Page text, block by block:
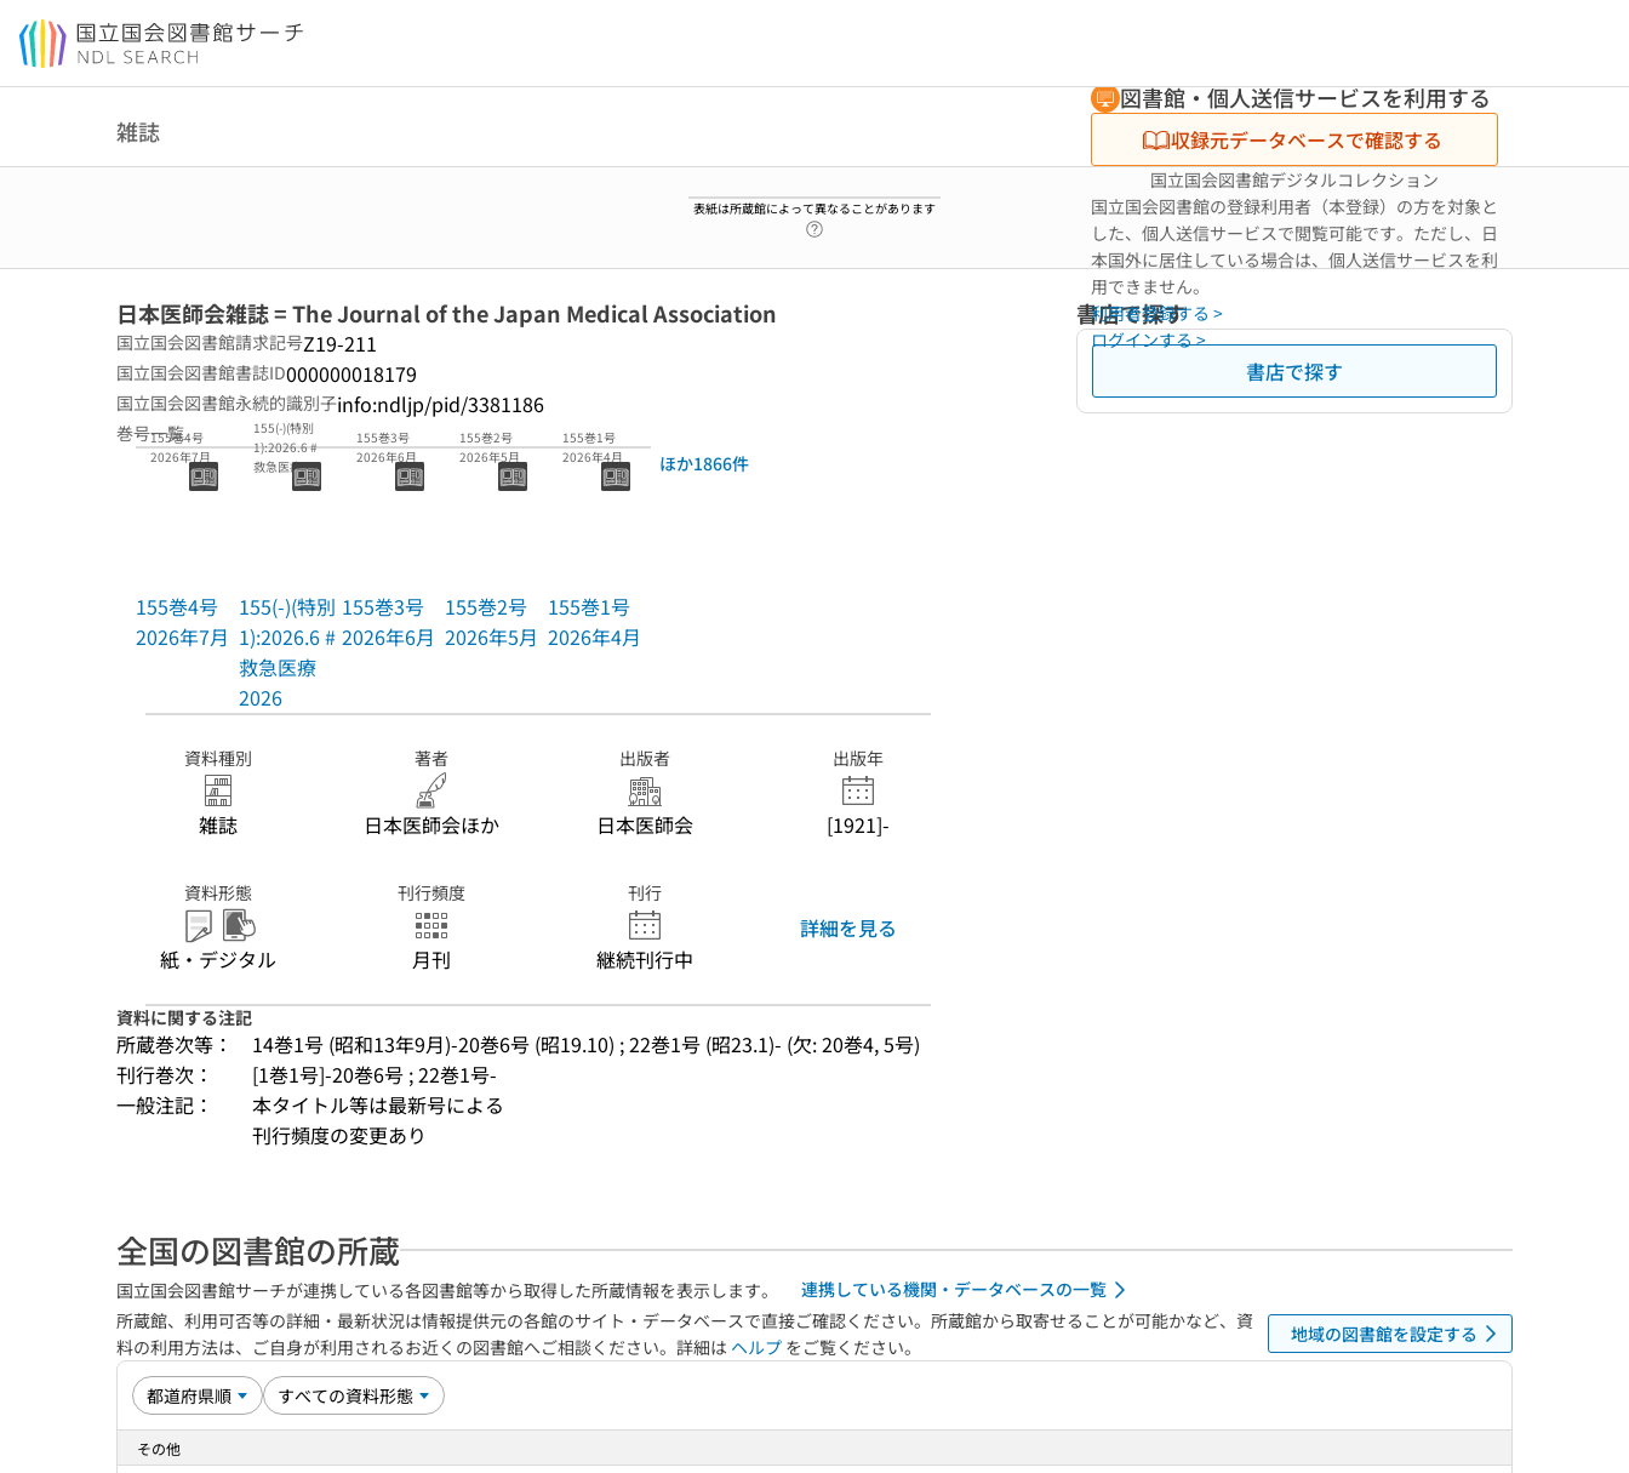
本文へ移動
雑誌
表紙は所蔵館によって異なることがあります
図書館・個人送信サービスを利用する
収録元データベースで確認する
国立国会図書館デジタルコレクション
国立国会図書館の登録利用者（本登録）の方を対象と
した、個人送信サービスで閲覧可能です。ただし、日
本国外に居住している場合は、個人送信サービスを利
用できません。
利用者登録する >
ログインする >
日本医師会雑誌 = The Journal of the Japan Medical Association
国立国会図書館請求記号Z19-211
国立国会図書館書誌ID000000018179
国立国会図書館永続的識別子info:ndljp/pid/3381186
巻号一覧
155巻4号
2026年7月
155巻4号
2026年7月
155(-)(特別
1):2026.6 #
救急医療
155(-)(特別
1):2026.6 #
救急医療
2026
155巻3号
2026年6月
155巻3号
2026年6月
155巻2号
2026年5月
155巻2号
2026年5月
155巻1号
2026年4月
155巻1号
2026年4月
ほか1866件
資料種別
雑誌
著者
日本医師会ほか
出版者
日本医師会
出版年
[1921]-
資料形態
紙・デジタル
刊行頻度
月刊
刊行
継続刊行中
詳細を見る
資料に関する注記
所蔵巻次等：
14巻1号 (昭和13年9月)-20巻6号 (昭19.10) ; 22巻1号 (昭23.1)- (欠: 20巻4, 5号)
刊行巻次：
[1巻1号]-20巻6号 ; 22巻1号-
一般注記：
本タイトル等は最新号による
刊行頻度の変更あり
書店で探す
書店で探す
全国の図書館の所蔵
国立国会図書館サーチが連携している各図書館等から取得した所蔵情報を表示します。
連携している機関・データベースの一覧
所蔵館、利用可否等の詳細・最新状況は情報提供元の各館のサイト・データベースで直接ご確認ください。所蔵館から取寄せることが可能かなど、資
料の利用方法は、ご自身が利用されるお近くの図書館へご相談ください。詳細は ヘルプ をご覧ください。
地域の図書館を設定する
その他